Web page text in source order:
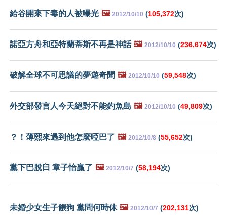
給谷開來下毒的人被曝光 🖼️ 2012/10/10 (105,372次)
諾亞方舟和亞特蘭蒂斯不再是神話 🖼️ 2012/10/10 (236,674次)
破解全球不可思議的夢遊奇聞 🖼️ 2012/10/10 (59,548次)
外交部發言人今天絕對不能釣魚島 🖼️ 2012/10/10 (49,809次)
？！薄熙來遇到他怎麼啞巴了 🖼️ 2012/10/8 (55,652次)
黨下巴脫臼 章子怡贏了 🖼️ 2012/10/7 (58,194次)
未婚少女生子餵狗 黨問何時休 🖼️ 2012/10/7 (202,131次)